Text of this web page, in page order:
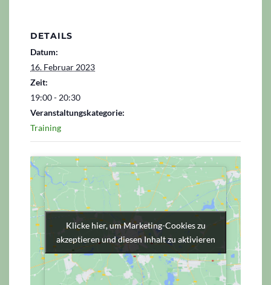
DETAILS
Datum:
16. Februar 2023
Zeit:
19:00 - 20:30
Veranstaltungskategorie:
Training
Klicke hier, um Marketing-Cookies zu
akzeptieren und diesen Inhalt zu aktivieren
Klicke hier, um Marketing-Cookies zu
akzeptieren und diesen Inhalt zu aktivieren